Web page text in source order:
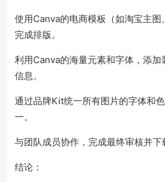
使用Canva的电商模板（如淘宝主图
完成排版。
利用Canva的海量元素和字体，添加
信息。
通过品牌Kit统一所有图片的字体和
一。
与团队成员协作，完成最终审核并下
结论：